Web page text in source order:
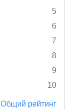
5
6
7
8
9
10
Общий рейтинг